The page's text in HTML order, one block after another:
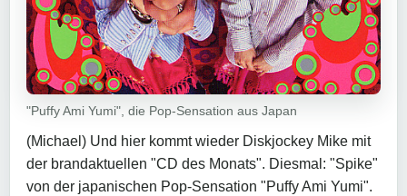
"Puffy Ami Yumi", die Pop-Sensation aus Japan
(Michael) Und hier kommt wieder Diskjockey Mike mit
der brandaktuellen "CD des Monats". Diesmal: "Spike"
von der japanischen Pop-Sensation "Puffy Ami Yumi".